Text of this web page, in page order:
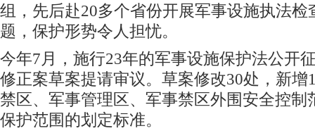
组，先后赴20多个省份开展军事设施执法检
题，保护形势令人担忧。
今年7月，施行23年的军事设施保护法公开
修正案草案提请审议。草案修改30处，新增
禁区、军事管理区、军事禁区外围安全控制
保护范围的划定标准。